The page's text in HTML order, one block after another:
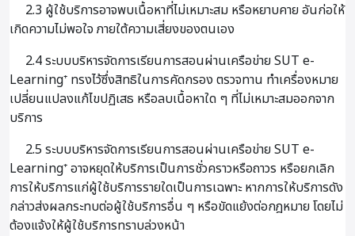
2.3 ผู้ใช้บริการอาจพบเนื้อหาที่ไม่เหมาะสม หรือหยาบคาย อันก่อให้
เกิดความไม่พอใจ ภายใต้ความเสี่ยงของตนเอง
2.4 ระบบบริหารจัดการเรียนการสอนผ่านเครือข่าย SUT e-
Learning⁺ ทรงไว้ซึ่งสิทธิในการคัดกรอง ตรวจทาน ทำเครื่องหมาย
เปลี่ยนแปลงแก้ไขปฏิเสธ หรือลบเนื้อหาใด ๆ ที่ไม่เหมาะสมออกจาก
บริการ
2.5 ระบบบริหารจัดการเรียนการสอนผ่านเครือข่าย SUT e-
Learning⁺ อาจหยุดให้บริการเป็นการชั่วคราวหรือถาวร หรือยกเลิก
การให้บริการแก่ผู้ใช้บริการรายใดเป็นการเฉพาะ หากการให้บริการดัง
กล่าวส่งผลกระทบต่อผู้ใช้บริการอื่น ๆ หรือขัดแย้งต่อกฎหมาย โดยไม่
ต้องแจ้งให้ผู้ใช้บริการทราบล่วงหน้า